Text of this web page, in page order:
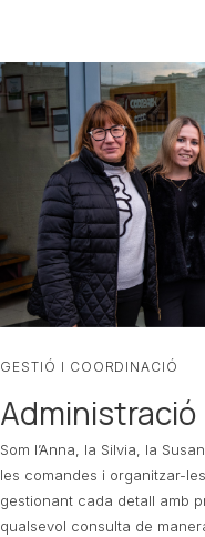
GESTIÓ I COORDINACIÓ
Administració
Som l’Anna, la Silvia, la
les comandes i organitzar-
gestionant cada detall amb
qualsevol consulta de